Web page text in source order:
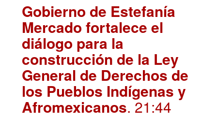
Gobierno de Estefanía
Mercado fortalece el
diálogo para la
construcción de la Ley
General de Derechos de
los Pueblos Indígenas y
Afromexicanos. 21:44